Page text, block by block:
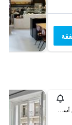
Calle Atocha, 45, مدريد, أسبانيا